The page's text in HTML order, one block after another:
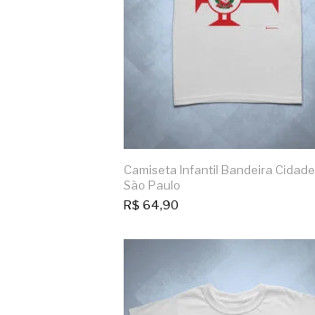
Camiseta Infantil Bandeira
São Paulo
R$ 64,90